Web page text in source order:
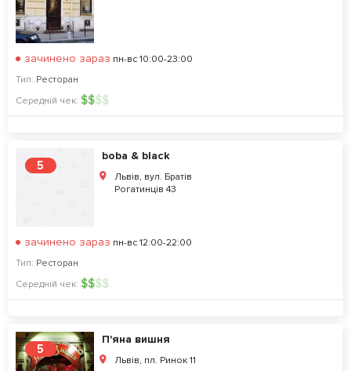
зачинено зараз пн-вс 10:00-23:00
Тип: Ресторан
Середній чек: $$$$
5
boba & black
Львів, вул. Братів
Рогатинців 43
зачинено зараз пн-вс 12:00-22:00
Тип: Ресторан
Середній чек: $$$$
5
П'яна вишня
Львів, пл. Ринок 11